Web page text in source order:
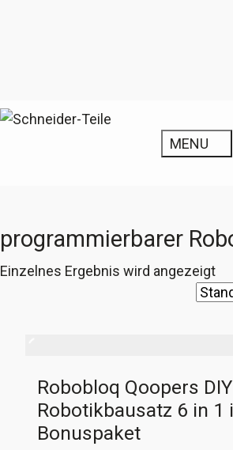
programmierbarer
Einzelnes Ergebnis wird angezeigt
Robobloq Qoopers DIY
Robotikbausatz 6 in 1
Bonuspaket